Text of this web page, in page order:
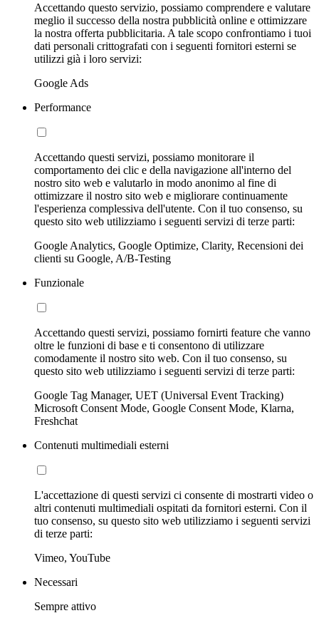
Accettando questo servizio, possiamo comprendere e valutare
meglio il successo della nostra pubblicità online e ottimizzare
la nostra offerta pubblicitaria. A tale scopo confrontiamo i tuoi
dati personali crittografati con i seguenti fornitori esterni se
utilizzi già i loro servizi:
Google Ads
Performance
Accettando questi servizi, possiamo monitorare il
comportamento dei clic e della navigazione all'interno del
nostro sito web e valutarlo in modo anonimo al fine di
ottimizzare il nostro sito web e migliorare continuamente
l'esperienza complessiva dell'utente. Con il tuo consenso, su
questo sito web utilizziamo i seguenti servizi di terze parti:
Google Analytics, Google Optimize, Clarity, Recensioni dei
clienti su Google, A/B-Testing
Funzionale
Accettando questi servizi, possiamo fornirti feature che vanno
oltre le funzioni di base e ti consentono di utilizzare
comodamente il nostro sito web. Con il tuo consenso, su
questo sito web utilizziamo i seguenti servizi di terze parti:
Google Tag Manager, UET (Universal Event Tracking)
Microsoft Consent Mode, Google Consent Mode, Klarna,
Freshchat
Contenuti multimediali esterni
L'accettazione di questi servizi ci consente di mostrarti video o
altri contenuti multimediali ospitati da fornitori esterni. Con il
tuo consenso, su questo sito web utilizziamo i seguenti servizi
di terze parti:
Vimeo, YouTube
Necessari
Sempre attivo